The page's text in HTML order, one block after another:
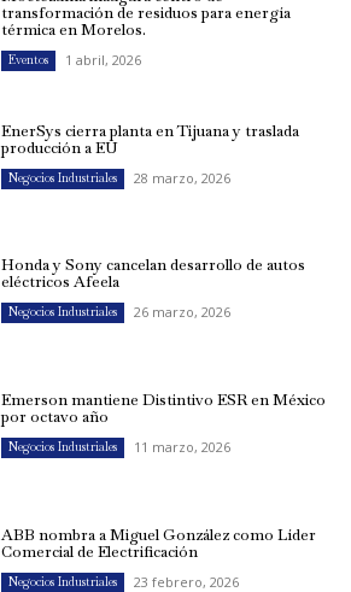
transformación de residuos para energía
térmica en Morelos.
Eventos 1 abril, 2026
EnerSys cierra planta en Tijuana y traslada
producción a EU
Negocios Industriales 28 marzo, 2026
Honda y Sony cancelan desarrollo de autos
eléctricos Afeela
Negocios Industriales 26 marzo, 2026
Emerson mantiene Distintivo ESR en México
por octavo año
Negocios Industriales 11 marzo, 2026
ABB nombra a Miguel González como Líder
Comercial de Electrificación
Negocios Industriales 23 febrero, 2026